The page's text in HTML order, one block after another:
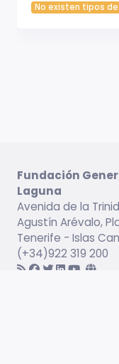
No existen tipos
Fundación
Laguna
Avenida de la
Agustín Arévalo,
Tenerife - Islas
(+34)922 319 200